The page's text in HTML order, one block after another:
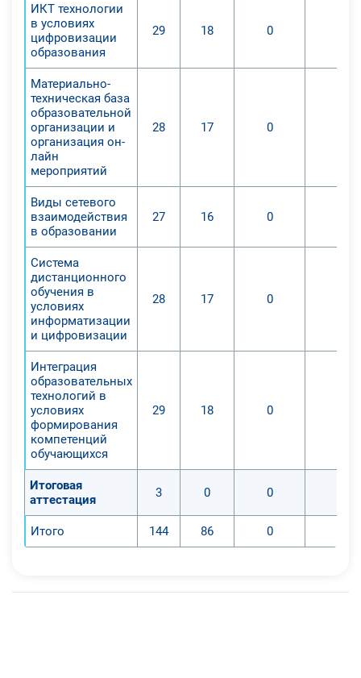
ИКТ технологии
в условиях
цифровизации
образования
29 18 0
Материально-
техническая база
образовательной
организации и
организация он-
лайн
мероприятий
28 17 0
Виды сетевого
взаимодействия
в образовании
27 16 0
Система
дистанционного
обучения в
условиях
информатизации
и цифровизации
28 17 0
Интеграция
образовательных
технологий в
условиях
формирования
компетенций
обучающихся
29 18 0
Итоговая
аттестация
3 0 0
Итого 144 86 0